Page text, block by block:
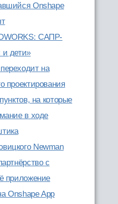
Onshape
САПР-
дети»
на
проектирования
на которые
в ходе
Newman
с
приложение
Onshape App